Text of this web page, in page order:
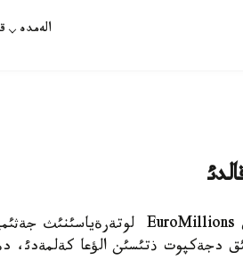
الەمدە
دوللار رةكوردتئق دجةكپوت ذتئسئن الؤعا